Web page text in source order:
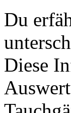
Du
Diese